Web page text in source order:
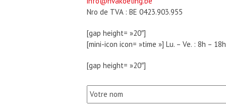
Nro de TVA : BE 0423.903.955
[gap height= »20″]
[mini-icon icon= »time »] Lu. – Ve. : 8h – 18h
[gap height= »20″]
Naam *